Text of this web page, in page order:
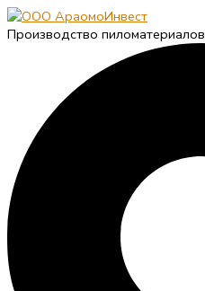
Производство пиломатериалов